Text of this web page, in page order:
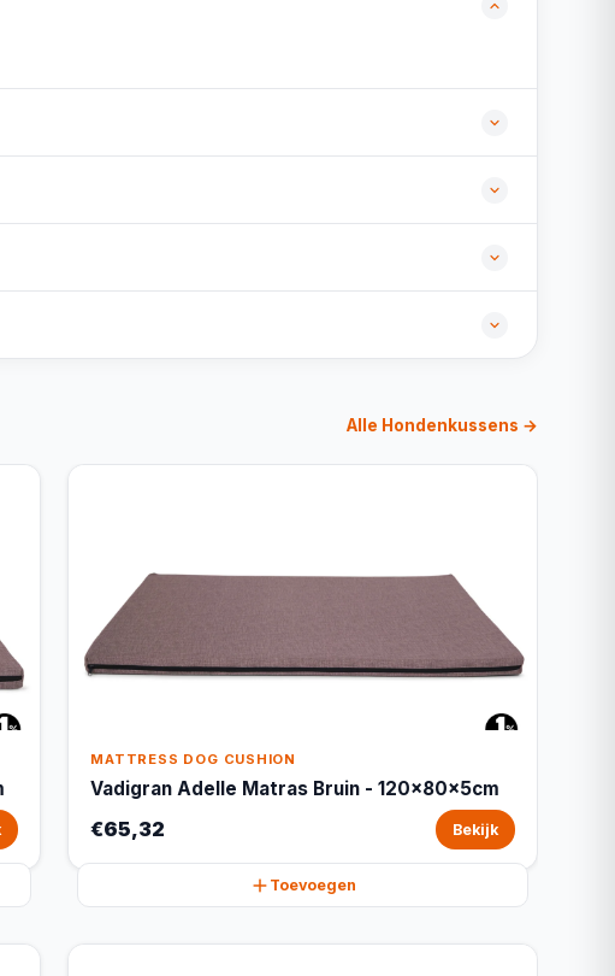
Alle Hondenkussens →
MATTRESS DOG CUSHION
Vadigran Adelle Matras Bruin - 120x80x5cm
€65,32 Bekijk
Toevoegen